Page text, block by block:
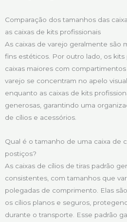
Comparação dos tamanhos das
as caixas de kits profissionais
As caixas de varejo geralmente são
fins estéticos. Por outro lado, os kits
caixas maiores com
varejo se concentram no apelo
enquanto as caixas de kits
generosas, garantindo uma
de cílios e acessórios.
Qual é o tamanho de uma caixa de
postiços?
As caixas de cílios de tiras padrão
consistentes, com tamanhos que
polegadas de comprimento. Elas
os cílios planos e seguros,
durante o transporte. Esse padrão